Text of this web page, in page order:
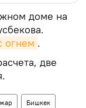
доме на
огнем .
две
Бишкек